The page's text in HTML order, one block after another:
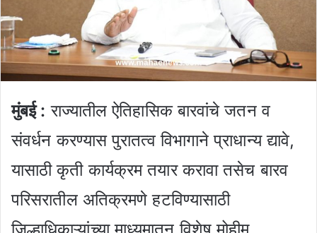
मुंबई: राज्यातील ऐतिहासिक बारवांचे जतन व
संवर्धन करण्यास पुरातत्व विभागाने प्राधान्य द्यावे,
यासाठी कृती कार्यक्रम तयार करावा तसेच बारव
परिसरातील अतिक्रमणे हटविण्यासाठी